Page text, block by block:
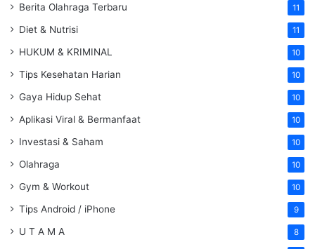
Berita Olahraga Terbaru 11
Diet & Nutrisi 11
HUKUM & KRIMINAL 10
Tips Kesehatan Harian 10
Gaya Hidup Sehat 10
Aplikasi Viral & Bermanfaat 10
Investasi & Saham 10
Olahraga 10
Gym & Workout 10
Tips Android / iPhone 9
U T A M A 8